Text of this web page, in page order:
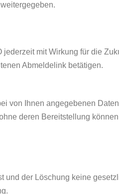
mit Wirkung für die
Abmeldelink betätigen.
von Ihnen angegebenen
deren Bereitstellung
und der Löschung keine